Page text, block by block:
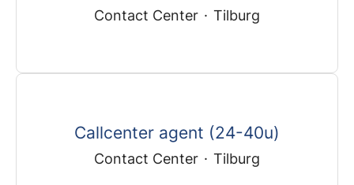
Contact Center · Tilburg
Callcenter agent (24-40u)
Contact Center · Tilburg